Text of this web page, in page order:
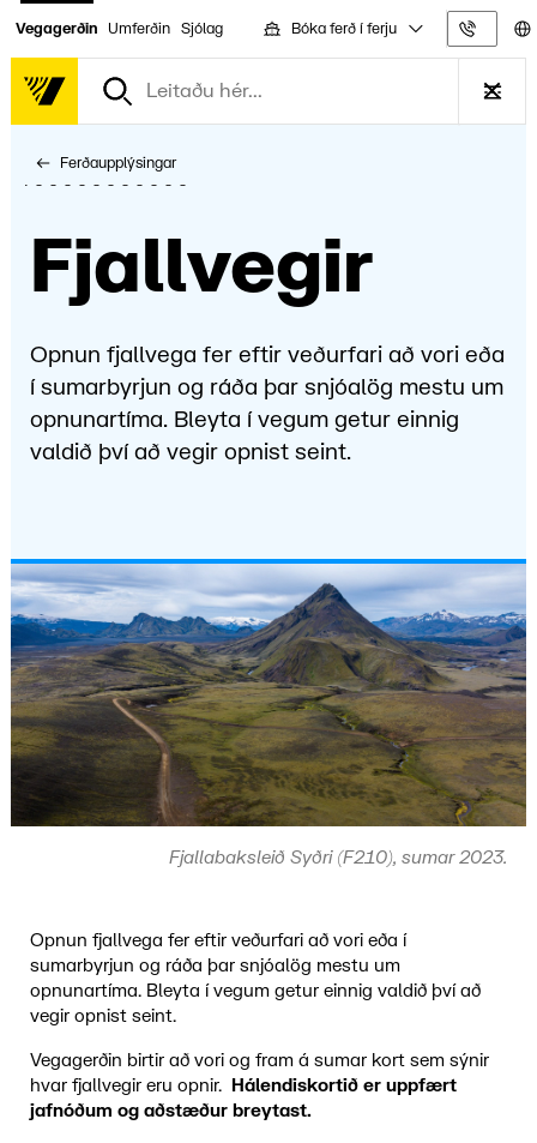
Vegagerðin Umferðin Sjólag Bóka ferð í ferju
Ferðaupplýsingar
Fjall­vegir
Opnun fjallvega fer eftir veðurfari að vori eða
í sumarbyrjun og ráða þar snjóalög mestu um
opnunartíma. Bleyta í vegum getur einnig
valdið því að vegir opnist seint.
Fjallabaksleið Syðri (F210), sumar 2023.
Opnun fjallvega fer eftir veðurfari að vori eða í
sumarbyrjun og ráða þar snjóalög mestu um
opnunartíma. Bleyta í vegum getur einnig valdið því að
vegir opnist seint.
Vegagerðin birtir að vori og fram á sumar kort sem sýnir
hvar fjallvegir eru opnir. Hálendiskortið er uppfært
jafnóðum og aðstæður breytast.